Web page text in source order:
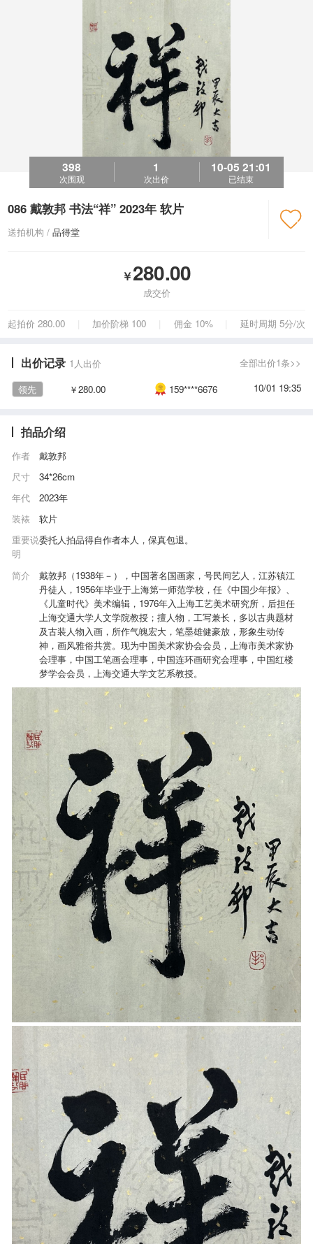
398
次围观
1
次出价
10-05 21:01
已结束
086 戴敦邦 书法“祥” 2023年 软片
送拍机构 /品得堂

￥280.00
成交价
起拍价 280.00 加价阶梯 100 佣金 10% 延时周期 5分/次
出价记录 1人出价
全部出价1条>>
领先
￥280.00 159****6676 10/01 19:35
拍品介绍
作者
戴敦邦
尺寸
34*26cm
年代
2023年
装裱
软片
重要说
明
委托人拍品得自作者本人，保真包退。
简介
戴敦邦（1938年－），中国著名国画家，号民间艺人，江苏镇江
丹徒人，1956年毕业于上海第一师范学校，任《中国少年报》、
《儿童时代》美术编辑，1976年入上海工艺美术研究所，后担任
上海交通大学人文学院教授；擅人物，工写兼长，多以古典题材
及古装人物入画，所作气魄宏大，笔墨雄健豪放，形象生动传
神，画风雅俗共赏。现为中国美术家协会会员，上海市美术家协
会理事，中国工笔画会理事，中国连环画研究会理事，中国红楼
梦学会会员，上海交通大学文艺系教授。